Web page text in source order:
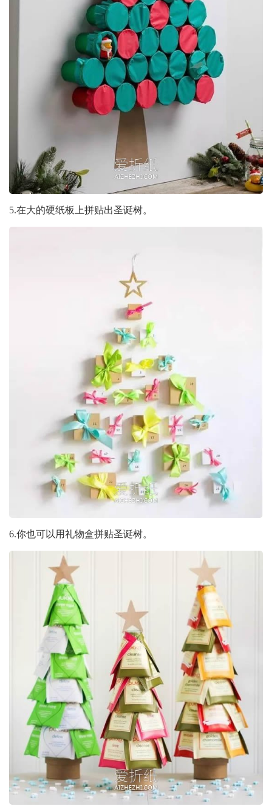
5.在大的硬纸板上拼贴出圣诞树。
6.你也可以用礼物盒拼贴圣诞树。